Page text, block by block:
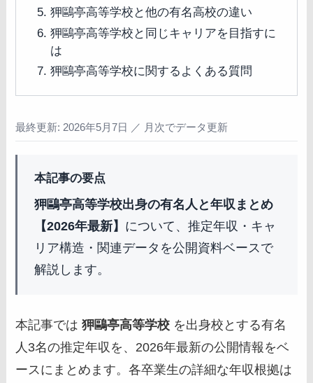
狎鷗亭高等学校と他の有名高校の違い
狎鷗亭高等学校と同じキャリアを目指すに
は
狎鷗亭高等学校に関するよくある質問
最終更新: 2026年5月7日 ／ 月次でデータ更新
本記事の要点
狎鷗亭高等学校出身の有名人と年収まとめ
【2026年最新】 について、推定年収・キャ
リア構造・関連データを公開資料ベースで
解説します。
本記事では狎鷗亭高等学校 を出身校とする有名
人3名の推定年収を、2026年最新の公開情報をベ
ースにまとめます。各卒業生の詳細な年収根拠は